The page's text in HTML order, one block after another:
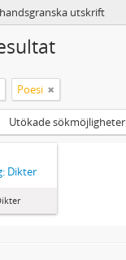
utskrift
Poesi
Utökade sökmöjligheter
Dikter